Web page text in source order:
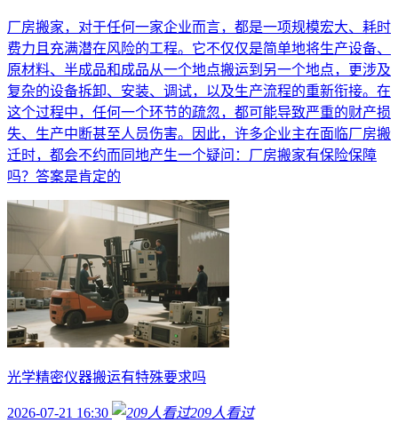
厂房搬家，对于任何一家企业而言，都是一项规模宏大、耗时
费力且充满潜在风险的工程。它不仅仅是简单地将生产设备、
原材料、半成品和成品从一个地点搬运到另一个地点，更涉及
复杂的设备拆卸、安装、调试，以及生产流程的重新衔接。在
这个过程中，任何一个环节的疏忽，都可能导致严重的财产损
失、生产中断甚至人员伤害。因此，许多企业主在面临厂房搬
迁时，都会不约而同地产生一个疑问：厂房搬家有保险保障
吗？答案是肯定的
光学精密仪器搬运有特殊要求吗
2026-07-21 16:30 209人看过